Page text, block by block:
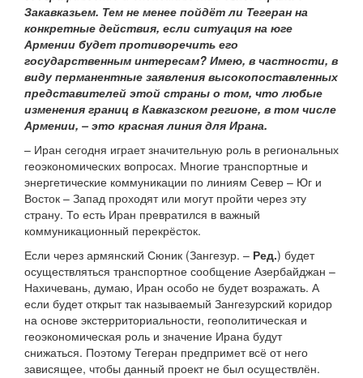
Закавказьем. Тем не менее пойдёт ли Тегеран на
конкретные действия, если ситуация на юге
Армении будет противоречить его
государственным интересам? Имею, в частности, в
виду перманентные заявления высокопоставленных
представителей этой страны о том, что любые
изменения границ в Кавказском регионе, в том числе
Армении, – это красная линия для Ирана.
– Иран сегодня играет значительную роль в региональных
геоэкономических вопросах. Многие транспортные и
энергетические коммуникации по линиям Север – Юг и
Восток – Запад проходят или могут пройти через эту
страну. То есть Иран превратился в важный
коммуникационный перекрёсток.
Если через армянский Сюник (Зангезур. – Ред.) будет
осуществляться транспортное сообщение Азербайджан –
Нахичевань, думаю, Иран особо не будет возражать. А
если будет открыт так называемый Зангезурский коридор
на основе экстерриториальности, геополитическая и
геоэкономическая роль и значение Ирана будут
снижаться. Поэтому Тегеран предпримет всё от него
зависящее, чтобы данный проект не был осуществлён.